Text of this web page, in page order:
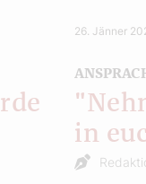
26. Jänner
in